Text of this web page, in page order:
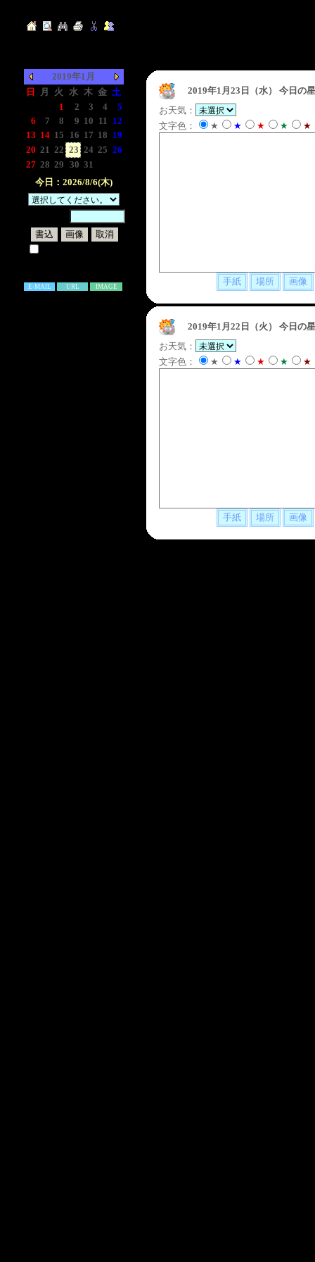
2019年1月
日
月 火 水 木 金 土
1 2 3 4
5
6
7 8 9 10 11 12
13 14 15 16 17 18 19
20 21 22 23 24 25 26
27 28 29 30 31
今日：2026/8/6(木)
E-MAIL URL IMAGE
2019年1月23日（水）
今日の
お天気：
文字色：
★ ★ ★ ★ ★
2019年1月22日（火）
今日の
お天気：
文字色：
★ ★ ★ ★ ★